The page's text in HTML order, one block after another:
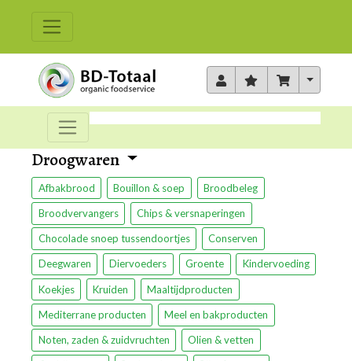
Toggle
Droogwaren
Afbakbrood Bouillon & soep Broodbeleg
Broodvervangers Chips & versnaperingen
Chocolade snoep tussendoortjes Conserven
Deegwaren Diervoeders Groente Kindervoeding
Koekjes Kruiden Maaltijdproducten
Mediterrane producten Meel en bakproducten
Noten, zaden & zuidvruchten Olien & vetten